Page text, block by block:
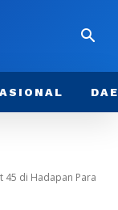
45 di Hadapan Para